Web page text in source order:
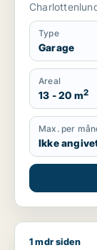
Type
Garage
Areal
13 - 20 m2
Max. per
Ikke
Mogens
1 mdr siden